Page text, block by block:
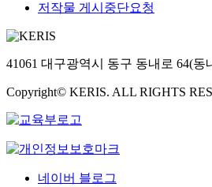
저작물 게시중단요청
41061 대구광역시 동구 동내로 64(동
Copyright© KERIS. ALL RIGHTS
네이버 블로그